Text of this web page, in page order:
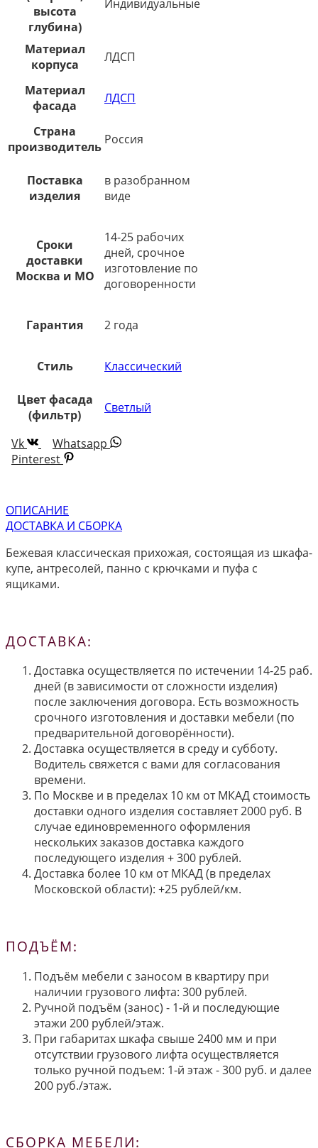
высота
глубина)
Индивидуальные
Материал
корпуса
ЛДСП
Материал
фасада
ЛДСП
Страна
производитель Россия
Поставка
изделия
в разобранном
виде
Сроки
доставки
Москва и МО
14-25 рабочих
дней, срочное
изготовление по
договоренности
Гарантия 2 года
Стиль Классический
Цвет фасада
(фильтр)
Светлый
Vk
Whatsapp
Pinterest
ОПИСАНИЕ
ДОСТАВКА И СБОРКА
Бежевая классическая прихожая, состоящая из шкафа-
купе, антресолей, панно с крючками и пуфа с
ящиками.
ДОСТАВКА:
Доставка осуществляется по истечении 14-25 раб.
дней (в зависимости от сложности изделия)
после заключения договора. Есть возможность
срочного изготовления и доставки мебели (по
предварительной договорённости).
Доставка осуществляется в среду и субботу.
Водитель свяжется с вами для согласования
времени.
По Москве и в пределах 10 км от МКАД стоимость
доставки одного изделия составляет 2000 руб. В
случае единовременного оформления
нескольких заказов доставка каждого
последующего изделия + 300 рублей.
Доставка более 10 км от МКАД (в пределах
Московской области): +25 рублей/км.
ПОДЪЁМ:
Подъём мебели с заносом в квартиру при
наличии грузового лифта: 300 рублей.
Ручной подъём (занос) - 1-й и последующие
этажи 200 рублей/этаж.
При габаритах шкафа свыше 2400 мм и при
отсутствии грузового лифта осуществляется
только ручной подъем: 1-й этаж - 300 руб. и далее
200 руб./этаж.
СБОРКА МЕБЕЛИ: